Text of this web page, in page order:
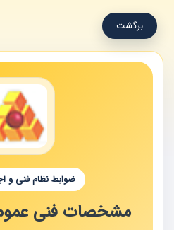
برگشت
ضوابط نظام فنی و
مشخصات فنی